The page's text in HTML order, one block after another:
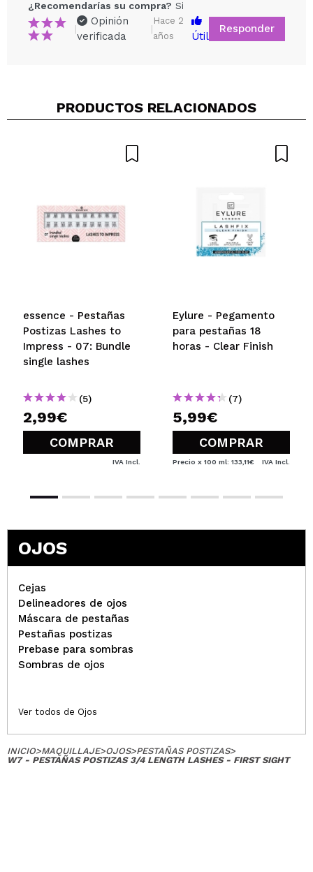
¿Recomendarías su compra? Si No
¿Recomendarías su compra? Si
|
Opinión
verificada
|
Hace 2
años
Útil
Responder
PRODUCTOS RELACIONADOS
essence - Pestañas
Postizas Lashes to
Impress - 07: Bundle
single lashes
(5)
2,99€
COMPRAR
IVA Incl.
Eylure - Pegamento
para pestañas 18
horas - Clear Finish
(7)
5,99€
COMPRAR
Precio x 100 ml: 133,11€ IVA Incl.
OJOS
Cejas
Delineadores de ojos
Máscara de pestañas
Pestañas postizas
Prebase para sombras
Sombras de ojos
Ver todos de Ojos
INICIO>MAQUILLAJE>OJOS>PESTAÑAS POSTIZAS>
W7 - PESTAÑAS POSTIZAS 3/4 LENGTH LASHES - FIRST SIGHT